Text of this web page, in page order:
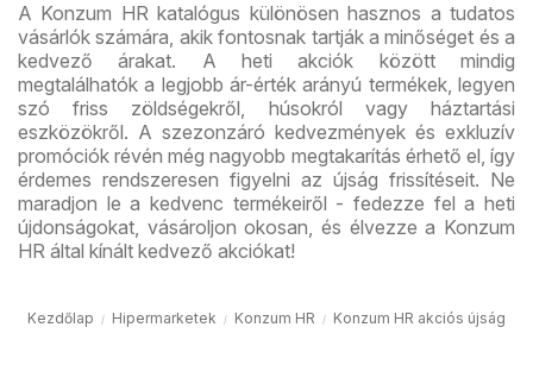
A Konzum HR katalógus különösen hasznos a tudatos
vásárlók számára, akik fontosnak tartják a minőséget és a
kedvező árakat. A heti akciók között mindig
megtalálhatók a legjobb ár-érték arányú termékek, legyen
szó friss zöldségekről, húsokról vagy háztartási
eszközökről. A szezonzáró kedvezmények és exkluzív
promóciók révén még nagyobb megtakarítás érhető el, így
érdemes rendszeresen figyelni az újság frissítéseit. Ne
maradjon le a kedvenc termékeiről - fedezze fel a heti
újdonságokat, vásároljon okosan, és élvezze a Konzum
HR által kínált kedvező akciókat!
Kezdőlap Hipermarketek Konzum HR Konzum HR akciós újság